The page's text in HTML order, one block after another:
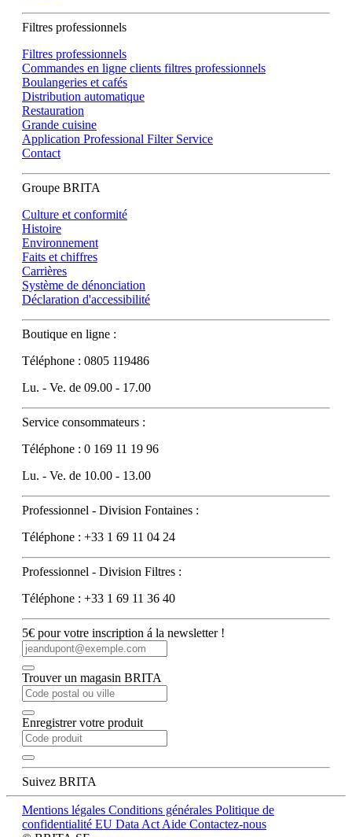
Filtres professionnels
Filtres professionnels
Commandes en ligne clients filtres professionnels
Boulangeries et cafés
Distribution automatique
Restauration
Grande cuisine
Application Professional Filter Service
Contact
Groupe BRITA
Culture et conformité
Histoire
Environnement
Faits et chiffres
Carrières
Système de dénonciation
Déclaration d'accessibilité
Boutique en ligne :
Téléphone : 0805 119486
Lu. - Ve. de 09.00 - 17.00
Service consommateurs :
Téléphone : 0 169 11 19 96
Lu. - Ve. de 10.00 - 13.00
Professionnel - Division Fontaines :
Téléphone : +33 1 69 11 04 24
Professionnel - Division Filtres :
Téléphone : +33 1 69 11 36 40
5€ pour votre inscription á la newsletter !
Trouver un magasin BRITA
Enregistrer votre produit
Suivez BRITA
Mentions légales Conditions générales Politique de
confidentialité EU Data Act Aide Contactez-nous